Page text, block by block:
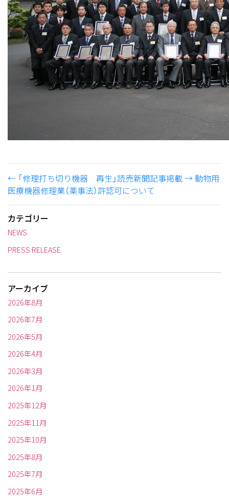
← 「修理打ち切り機器 再生」読売新聞記事掲載→動物用
医療機器修理業（薬事法）許認可について
カテゴリー
NEWS
PRESS RELEASE
アーカイブ
2026年8月
2026年7月
2026年5月
2026年4月
2026年3月
2026年1月
2025年12月
2025年11月
2025年10月
2025年8月
2025年7月
2025年6月